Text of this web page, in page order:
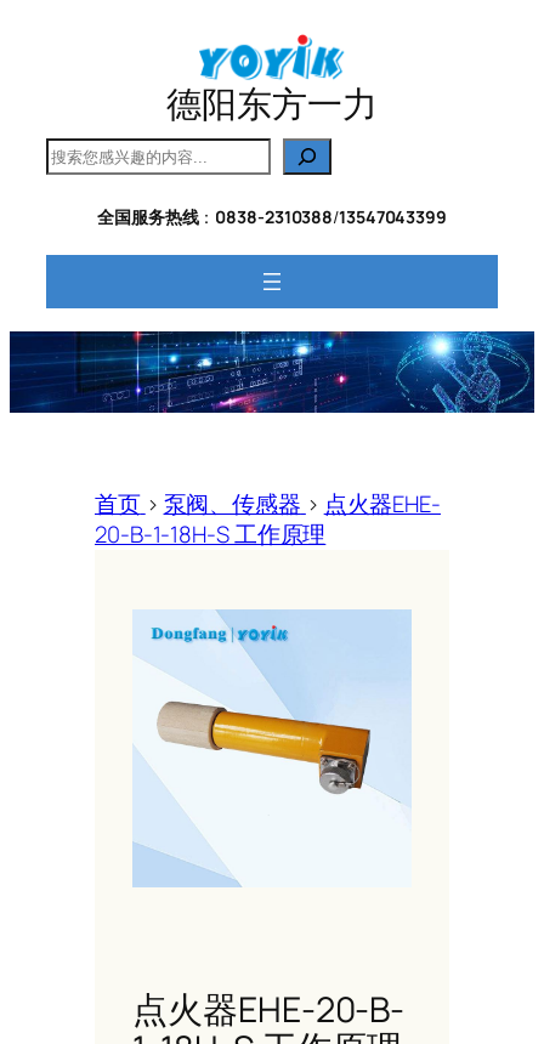
德阳东方一力
搜
索
全国服务热线： 0838-2310388/13547043399
首页 > 泵阀、传感器 > 点火器EHE-
20-B-1-18H-S 工作原理
点火器EHE-20-B-